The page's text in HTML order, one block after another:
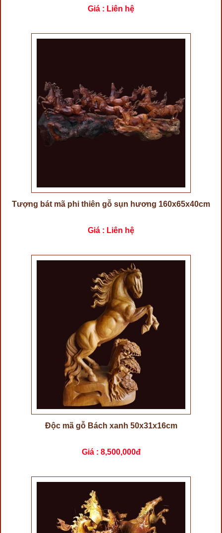
Giá : Liên hệ
Tượng bát mã phi thiên gỗ sụn hương 160x65x40cm
Giá : Liên hệ
Độc mã gỗ Bách xanh 50x31x16cm
Giá : 8,500,000đ